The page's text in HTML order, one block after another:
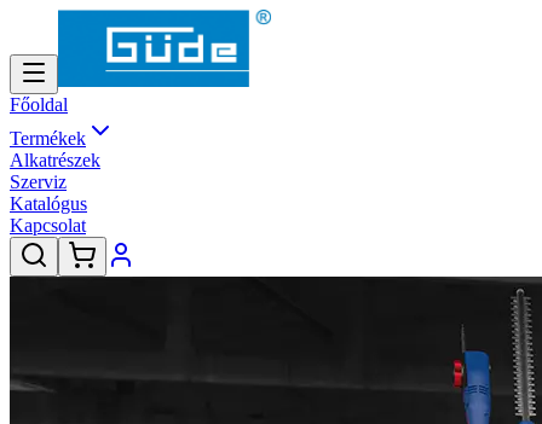
Főoldal
Termékek
Alkatrészek
Szerviz
Katalógus
Kapcsolat